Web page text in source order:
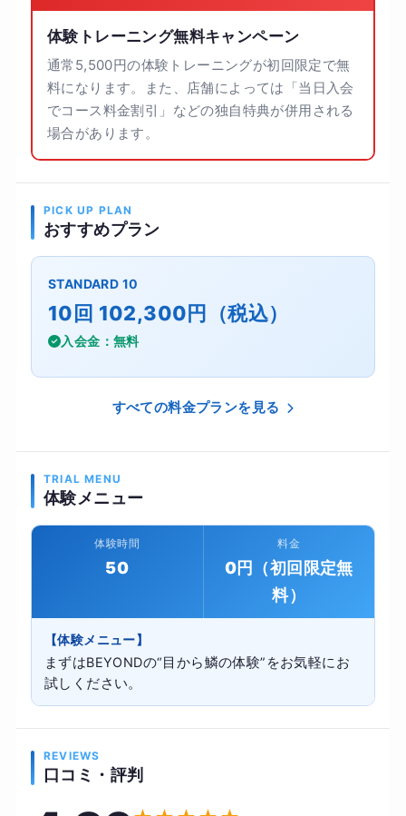
体験トレーニング無料キャンペーン
通常5,500円の体験トレーニングが初回限定で無
料になります。また、店舗によっては「当日入会
でコース料金割引」などの独自特典が併用される
場合があります。
PICK UP PLAN
おすすめプラン
STANDARD 10
10回 102,300円（税込）
入会金：無料
すべての料金プランを見る
TRIAL MENU
体験メニュー
体験時間
50
料金
0円（初回限定無
料）
【体験メニュー】
まずはBEYONDの“目から鱗の体験”をお気軽にお
試しください。
REVIEWS
口コミ・評判